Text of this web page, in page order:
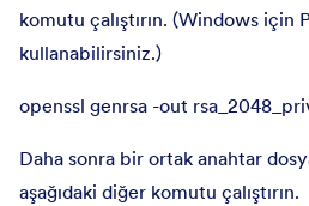
komutu çalıştırın. (Windows için
kullanabilirsiniz.)
openssl genrsa -out
Daha sonra bir ortak anahtar
aşağıdaki diğer komutu çalıştırın.